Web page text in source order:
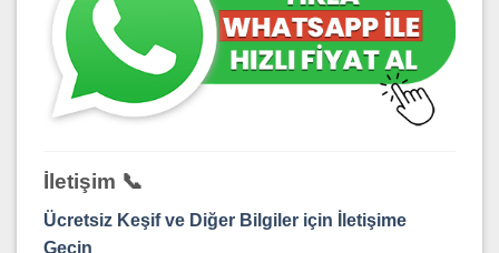
İletişim 📞
Ücretsiz Keşif ve Diğer Bilgiler için İletişime
Geçin